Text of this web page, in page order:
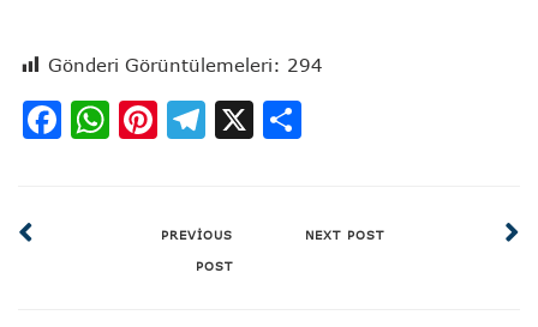
Gönderi Görüntülemeleri: 294
Facebook
WhatsApp
Pinterest
Telegram
X
PREVIOUS
POST
NEXT POST